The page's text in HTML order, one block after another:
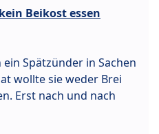
Beikost essen
Spätzünder in Sachen
wollte sie weder Brei
Erst nach und nach